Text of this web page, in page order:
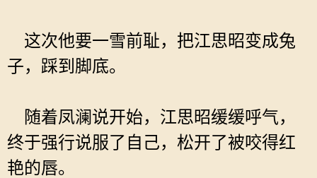
这次他要一雪前耻，把江思昭变成兔
子，踩到脚底。
随着凤澜说开始，江思昭缓缓呼气，
终于强行说服了自己，松开了被咬得红
艳的唇。